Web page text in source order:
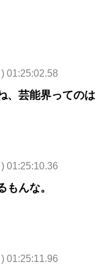
01:25:02.58
、芸能界ってのは
01:25:10.36
んな。
01:25:11.96